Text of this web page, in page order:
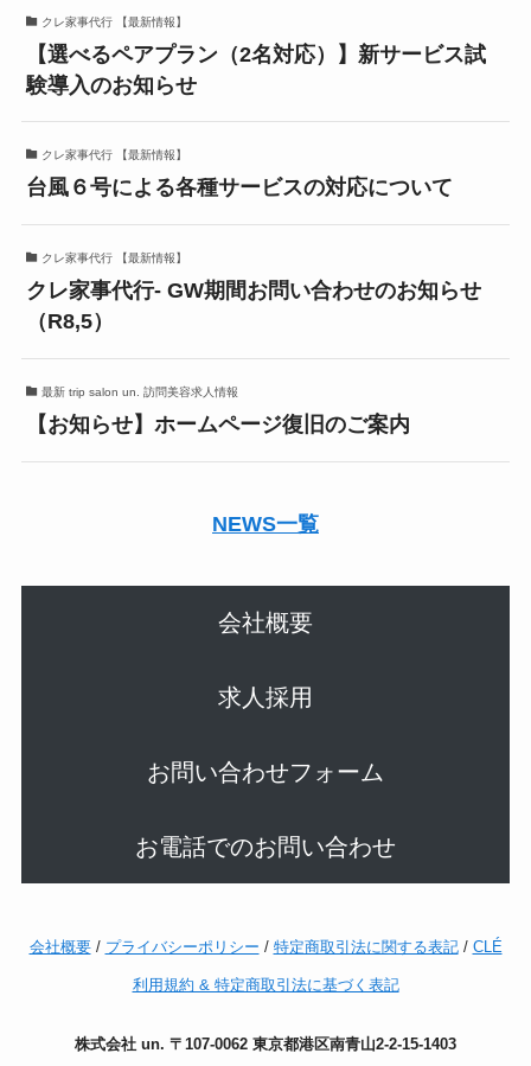
クレ家事代行 【最新情報】
【選べるペアプラン（2名対応）】新サービス試
験導入のお知らせ
クレ家事代行 【最新情報】
台風６号による各種サービスの対応について
クレ家事代行 【最新情報】
クレ家事代行- GW期間お問い合わせのお知らせ
（R8,5）
最新 trip salon un. 訪問美容求人情報
【お知らせ】ホームページ復旧のご案内
NEWS一覧
会社概要
求人採用
お問い合わせフォーム
お電話でのお問い合わせ
会社概要/ プライバシーポリシー / 特定商取引法に関する表記/ CLÉ
利用規約 & 特定商取引法に基づく表記
株式会社 un. 〒107-0062 東京都港区南青山2-2-15-1403